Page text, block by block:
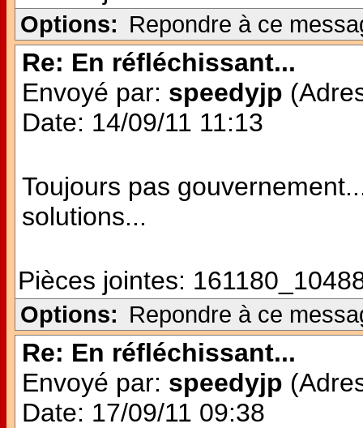
Options: Repondre à ce
Re: En réfléchissant...
Envoyé par: speedyjp
Date: 14/09/11 11:13
Toujours pas
solutions...
Pièces jointes:
Options: Repondre à ce
Re: En réfléchissant...
Envoyé par: speedyjp
Date: 17/09/11 09:38